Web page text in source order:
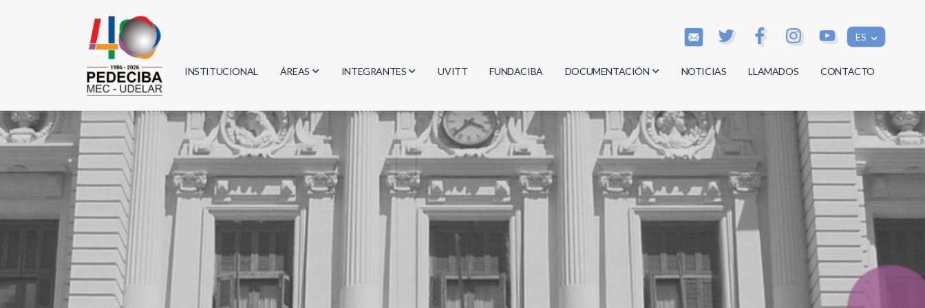
ES
INSTITUCIONAL ÁREAS
Biología
Física
Geociencias
Informática
Matemática
INTEGRANTES
Investigadores
Estudiantes
Egresados
UVITT FUNDACIBA DOCUMENTACIÓN
Actas
Reglamentos
Documentos
NOTICIAS LLAMADOS CONTACTO